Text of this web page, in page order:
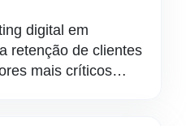
digital em
retenção de clientes
mais críticos…